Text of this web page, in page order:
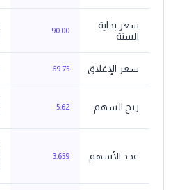
سعر بداية
السنة
90.00
سعر الإغلاق 69.75
ربح السهم 5.62
عدد الأسهم 3.659